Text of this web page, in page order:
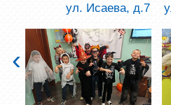
ул. Исаева, д.7
‹